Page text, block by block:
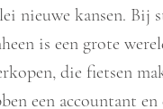
nieuwe kansen. Bij
is een grote
die fietsen
een accountant en